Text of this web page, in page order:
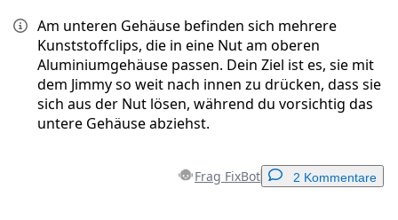
Am unteren Gehäuse befinden sich mehrere
Kunststoffclips, die in eine Nut am oberen
Aluminiumgehäuse passen. Dein Ziel ist es, sie mit
dem Jimmy so weit nach innen zu drücken, dass sie
sich aus der Nut lösen, während du vorsichtig das
untere Gehäuse abziehst.
Frag FixBot 2 Kommentare